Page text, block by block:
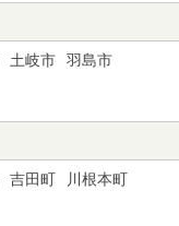
土岐市
羽島市
吉田町
川根本町